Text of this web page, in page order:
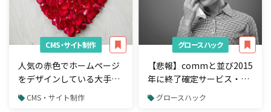
CMS・サイト制作
人気の赤色でホームページ
をデザインしている大手7
社が使っている色の割合を
分析
CMS・サイト制作
グロースハック
【悲報】commと並び2015
年に終了確定サービス・ア
プリ８つ
グロースハック